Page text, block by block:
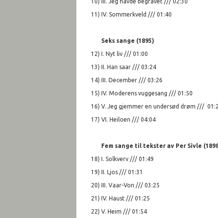
11) IV. Sommerkveld /// 01:40
Seks sange (1895)
12) I. Nyt liv /// 01:00
13) II. Han saar /// 03:24
14) III. December /// 03:26
15) IV. Moderens vuggesang /// 01:50
16) V. Jeg gjemmer en undersød drøm ///
17) VI. Heiloen /// 04:04
Fem sange til tekster av Per Sivle
18) I. Solkverv /// 01:49
19) II. Ljos /// 01:31
20) III. Vaar-Von /// 03:25
21) IV. Haust /// 01:25
22) V. Heim /// 01:54